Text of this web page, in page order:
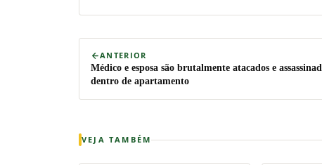
ANTERIOR
Médico e esposa são brutalmente atacados e
dentro de apartamento
VEJA TAMBÉM